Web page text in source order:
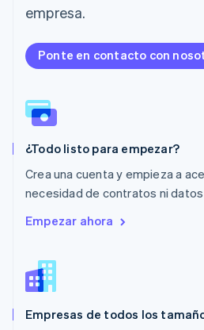
empresa.
Ponte en contacto con
¿Todo listo para empezar?
Crea una cuenta y empieza a
necesidad de contratos ni
Empezar ahora
Empresas de todos los
Malasia
Malta
English
Español
Noruega
Nueva Zelandia
Países Bajos
Nederlands English
Polonia
Português
RAE de Hong Kong, China
Reino Unido